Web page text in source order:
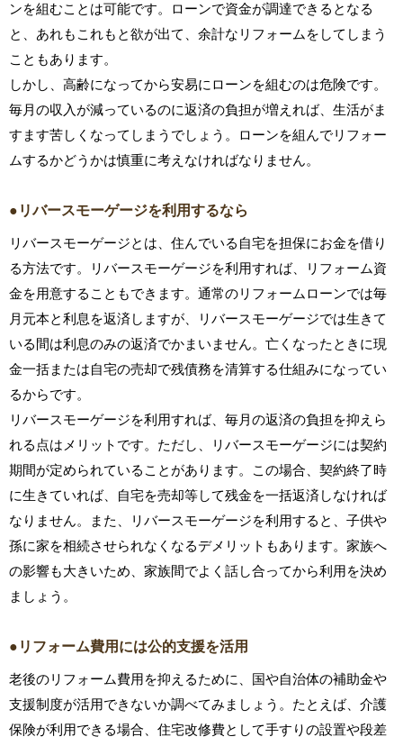
ンを組むことは可能です。ローンで資金が調達できるとなる
と、あれもこれもと欲が出て、余計なリフォームをしてしまう
こともあります。
しかし、高齢になってから安易にローンを組むのは危険です。
毎月の収入が減っているのに返済の負担が増えれば、生活がま
すます苦しくなってしまうでしょう。ローンを組んでリフォー
ムするかどうかは慎重に考えなければなりません。
●リバースモーゲージを利用するなら
リバースモーゲージとは、住んでいる自宅を担保にお金を借り
る方法です。リバースモーゲージを利用すれば、リフォーム資
金を用意することもできます。通常のリフォームローンでは毎
月元本と利息を返済しますが、リバースモーゲージでは生きて
いる間は利息のみの返済でかまいません。亡くなったときに現
金一括または自宅の売却で残債務を清算する仕組みになってい
るからです。
リバースモーゲージを利用すれば、毎月の返済の負担を抑えら
れる点はメリットです。ただし、リバースモーゲージには契約
期間が定められていることがあります。この場合、契約終了時
に生きていれば、自宅を売却等して残金を一括返済しなければ
なりません。また、リバースモーゲージを利用すると、子供や
孫に家を相続させられなくなるデメリットもあります。家族へ
の影響も大きいため、家族間でよく話し合ってから利用を決め
ましょう。
●リフォーム費用には公的支援を活用
老後のリフォーム費用を抑えるために、国や自治体の補助金や
支援制度が活用できないか調べてみましょう。たとえば、介護
保険が利用できる場合、住宅改修費として手すりの設置や段差